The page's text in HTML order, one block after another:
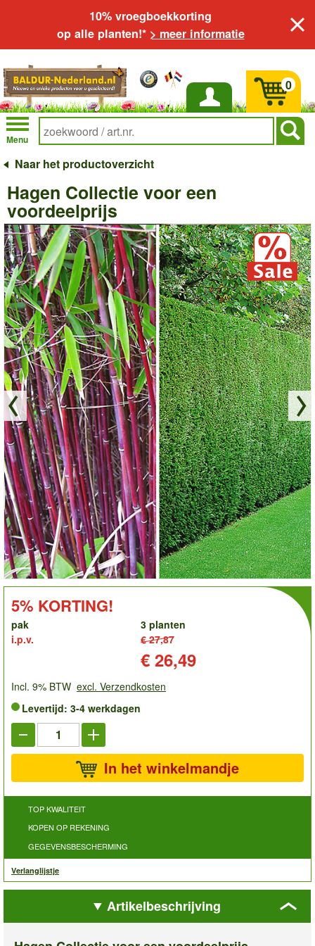
10% vroegboekkorting
op alle planten!* > meer informatie
Inloggen
Menu
0
Naar het productoverzicht
Hagen Collectie voor een
voordeelprijs
order
KORTING!:
5% KORTING!
pak
3 planten
i.p.v.
€ 27,87
€ 26,49
Incl. 9% BTW excl. Verzendkosten
Levertijd: 3-4 werkdagen
In het winkelmandje
TOP KWALITEIT
KOPEN OP REKENING
GEGEVENSBESCHERMING
Verlanglijstje
Artikelbeschrijving